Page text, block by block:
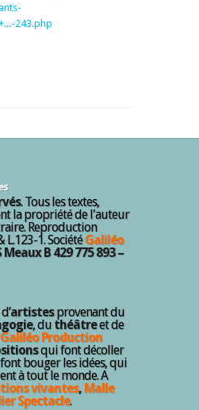
243.php
. Tous les textes,
la propriété de l'auteur
Reproduction
L.123-1. SociétéGaliléo
Meaux B 429 775 893 –
artistesprovenant du
, du théâtreet de
Galiléo Production
qui font décoller
bouger les idées, qui
à tout le monde. A
vivantes, Malle
Spectacle.